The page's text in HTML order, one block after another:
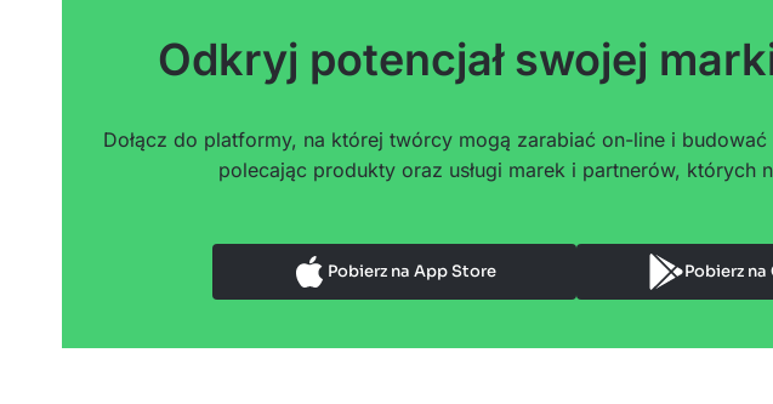
Odkryj potencjał swojej
Dołącz do platformy, na której twórcy mogą zarabiać on-line i budować
polecając produkty oraz usługi marek i partnerów, których
Pobierz na App Store Pobierz